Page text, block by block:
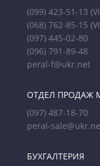
(099) 423-51-13
(068) 762-85-15
(097) 445-02-80
(096) 791-89-48
peral-f@ukr.net
ОТДЕЛ ПРОДАЖ
(097) 487-18-70
peral-
БУХГАЛТЕРИЯ